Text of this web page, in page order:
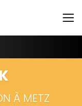
À METZ